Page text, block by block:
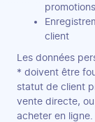
promotions
client
Les données
* doivent être
statut de client
vente directe,
acheter en